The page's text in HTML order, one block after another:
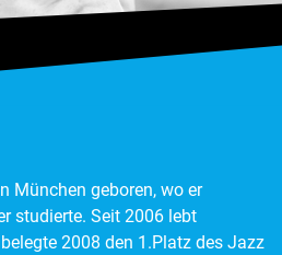
München geboren, wo er
studierte. Seit 2006 lebt
2008 den 1.Platz des Jazz